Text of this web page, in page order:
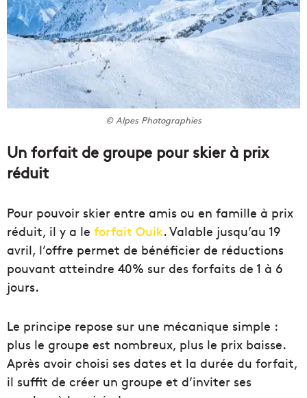
© Alpes Photographies
Un forfait de groupe pour skier à prix
réduit
Pour pouvoir skier entre amis ou en famille à prix
réduit, il y a le forfait Ouik. Valable jusqu’au 19
avril, l’offre permet de bénéficier de réductions
pouvant atteindre 40% sur des forfaits de 1 à 6
jours.
Le principe repose sur une mécanique simple :
plus le groupe est nombreux, plus le prix baisse.
Après avoir choisi ses dates et la durée du forfait,
il suffit de créer un groupe et d’inviter ses